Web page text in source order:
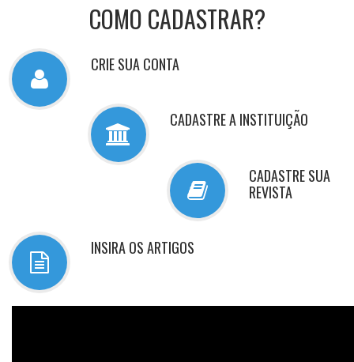
COMO CADASTRAR?
CRIE SUA CONTA
CADASTRE A INSTITUIÇÃO
CADASTRE SUA
REVISTA
INSIRA OS ARTIGOS